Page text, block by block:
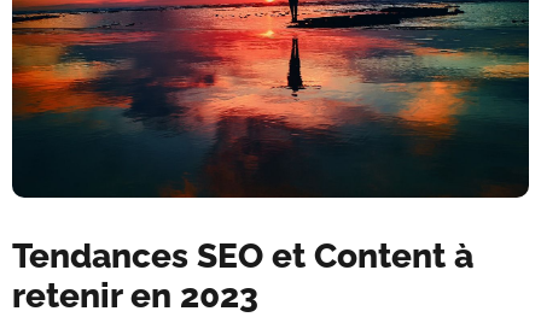
Tendances SEO et Content à
retenir en 2023